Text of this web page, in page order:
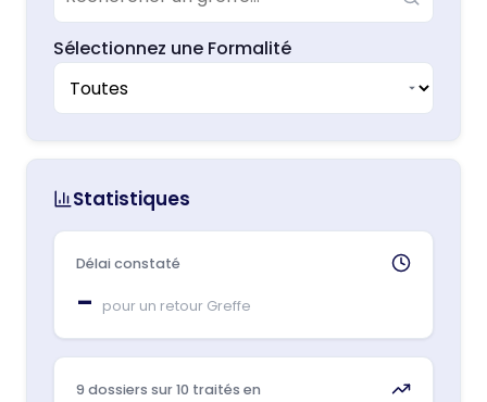
Sélectionnez une Formalité
Statistiques
Délai constaté
– pour un retour Greffe
9 dossiers sur 10 traités en